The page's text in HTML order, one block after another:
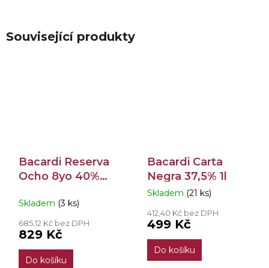
Související produkty
Bacardi Reserva
Ocho 8yo 40%
Skladem (3 ks)
685,12 Kč bez DPH
829 Kč
Do košíku
Bacardi Carta
Negra 37,5% 1l
Průměrné
produktu
je
4,0
5
Skladem (21 ks)
412,40 Kč bez DPH
499 Kč
Do košíku